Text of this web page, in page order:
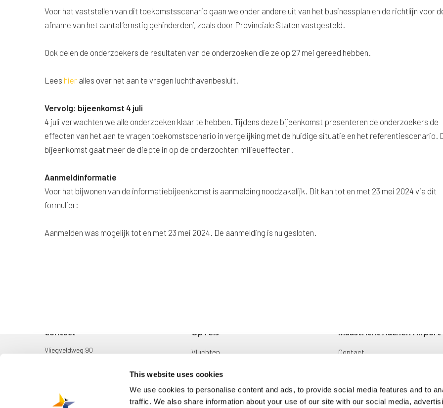
This website uses cookies
We use cookies to personalise content and ads, to provide social media features and to
traffic. We also share information about your use of our site with our social media,
Voor het vaststellen van dit toekomstsscenario gaan we onder andere uit van het businessplan en de richtlijn voor
afname van het aantal ‘ernstig gehinderden’, zoals door Provinciale Staten vastgesteld.
Ook delen de onderzoekers de resultaten van de onderzoeken die ze op 27 mei gereed hebben.
Lees hier alles over het aan te vragen luchthavenbesluit.
Vervolg: bijeenkomst 4 juli
4 juli verwachten we alle onderzoeken klaar te hebben. Tijdens deze bijeenkomst presenteren de onderzoekers de
effecten van het aan te vragen toekomstscenario in vergelijking met de huidige situatie en het referentiescenario.
bijeenkomst gaat meer de diepte in op de onderzochten milieueffecten.
Aanmeldinformatie
Voor het bijwonen van de informatiebijeenkomst is aanmelding noodzakelijk. Dit kan tot en met 23 mei 2024 via dit
formulier:
Aanmelden was mogelijk tot en met 23 mei 2024. De aanmelding is nu gesloten.
Contact
Vliegveldweg 90
infodesk@maa.nl
Op reis
Vluchten
Bestemmingen
Mijn reis
Zoek & Boek
Maastricht Aachen Airport
Contact
Voorwaarden en reglementen
Disclaimer